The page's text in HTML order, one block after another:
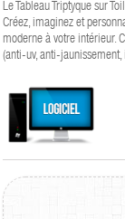
Le Tableau Triptyque sur
Créez, imaginez et
moderne à votre intérieur.
(anti-uv, anti-